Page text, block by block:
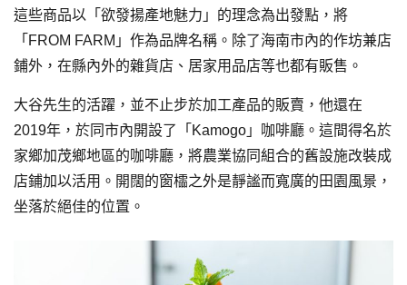
這些商品以「欲發揚產地魅力」的理念為出發點，將
「FROM FARM」作為品牌名稱。除了海南市內的作坊兼店
鋪外，在縣內外的雜貨店、居家用品店等也都有販售。
大谷先生的活躍，並不止步於加工產品的販賣，他還在
2019年，於同市內開設了「Kamogo」咖啡廳。這間得名於
家鄉加茂鄉地區的咖啡廳，將農業協同組合的舊設施改裝成
店鋪加以活用。開闊的窗櫺之外是靜謐而寬廣的田園風景，
坐落於絕佳的位置。